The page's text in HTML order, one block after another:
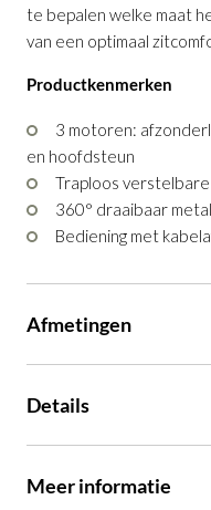
te bepalen welke maat
van een optimaal
Productkenmerken
3 motoren:
en hoofdsteun
Traploos
360° draaibaar
Bediening met
Afmetingen
Diepte
Hoogte
Details
Meer informatie
€ 2.914,00
GA NAAR
OF VERDER